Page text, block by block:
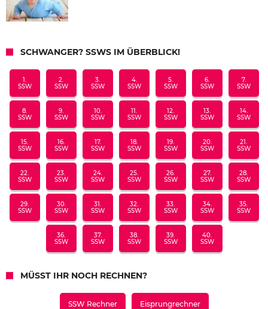
SCHWANGER? SSWS IM ÜBERBLICK!
1.
SSW
2.
SSW
3.
SSW
4.
SSW
5.
SSW
6.
SSW
7.
SSW
8.
SSW
9.
SSW
10.
SSW
11.
SSW
12.
SSW
13.
SSW
14.
SSW
15.
SSW
16.
SSW
17.
SSW
18.
SSW
19.
SSW
20.
SSW
21.
SSW
22.
SSW
23.
SSW
24.
SSW
25.
SSW
26.
SSW
27.
SSW
28.
SSW
29.
SSW
30.
SSW
31.
SSW
32.
SSW
33.
SSW
34.
SSW
35.
SSW
36.
SSW
37.
SSW
38.
SSW
39.
SSW
40.
SSW
MÜSST IHR NOCH RECHNEN?
SSW Rechner Eisprungrechner